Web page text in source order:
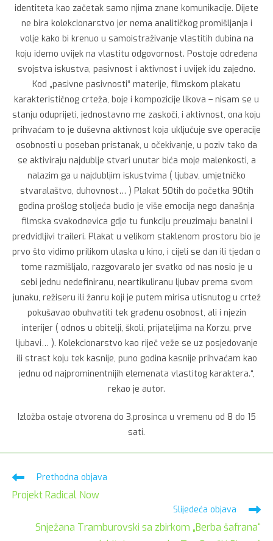
identiteta kao začetak samo njima znane komunikacije. Dijete
ne bira kolekcionarstvo jer nema analitičkog promišljanja i
volje kako bi krenuo u samoistraživanje vlastitih dubina na
koju idemo uvijek na vlastitu odgovornost. Postoje određena
svojstva iskustva, pasivnost i aktivnost i uvijek idu zajedno.
Kod „pasivne pasivnosti“ materije, filmskom plakatu
karakterističnog crteža, boje i kompozicije likova – nisam se u
stanju oduprijeti, jednostavno me zaskoči, i aktivnost, ona koju
prihvaćam to je duševna aktivnost koja uključuje sve operacije
osobnosti u poseban pristanak, u očekivanje, u poziv tako da
se aktiviraju najdublje stvari unutar bića moje malenkosti, a
nalazim ga u najdubljim iskustvima ( ljubav, umjetničko
stvaralaštvo, duhovnost… ) Plakat 50tih do početka 90tih
godina prošlog stoljeća budio je više emocija nego današnja
filmska svakodnevica gdje tu funkciju preuzimaju banalni i
predvidljivi traileri. Plakat u velikom staklenom prostoru bio je
prvo što vidimo prilikom ulaska u kino, i cijeli se dan ili tjedan o
tome razmišljalo, razgovaralo jer svatko od nas nosio je u
sebi jednu nedefiniranu, neartikuliranu ljubav prema svom
junaku, režiseru ili žanru koji je putem mirisa utisnutog u crtež
pokušavao obuhvatiti tek građenu osobnost, ali i njezin
interijer ( odnos u obitelji, školi, prijateljima na Korzu, prve
ljubavi… ). Kolekcionarstvo kao riječ veže se uz posjedovanje
ili strast koju tek kasnije, puno godina kasnije prihvaćam kao
jednu od najprominentnijih elemenata vlastitog karaktera.“,
rekao je autor.
Izložba ostaje otvorena do 3.prosinca u vremenu od 8 do 15
sati.
Pročitaj
članaka
Prethodna objava
Projekt Radical Now
Slijedeća objava
Snježana Tramburovski sa zbirkom „Berba šafrana“